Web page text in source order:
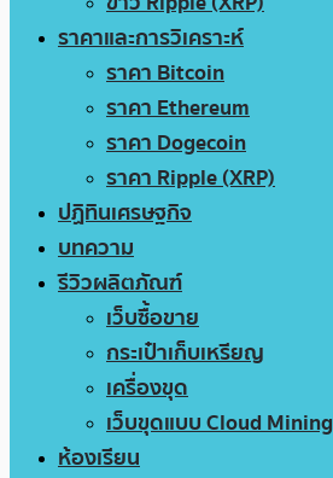
ราคาและการวิเคราะห์
ราคา Bitcoin
ราคา Ethereum
ราคา Dogecoin
ราคา Ripple (XRP)
ปฏิทินเศรษฐกิจ
บทความ
รีวิวผลิตภัณฑ์
เว็บซื้อขาย
กระเป๋าเก็บเหรียญ
เครื่องขุด
เว็บขุดแบบ Cloud Mining
ห้องเรียน